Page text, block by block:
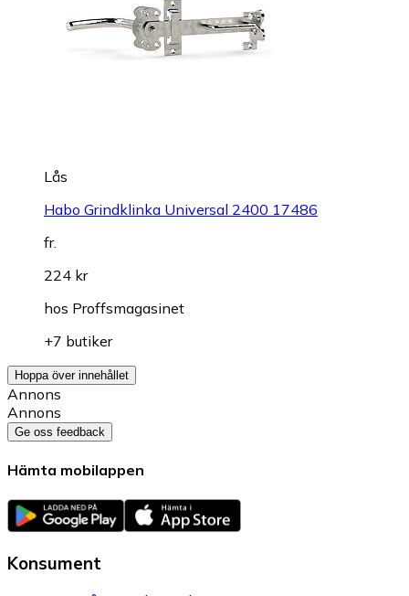
Lås
Habo Grindklinka Universal 2400 17486
fr.
224 kr
hos Proffsmagasinet
+7 butiker
Hoppa över innehållet
Annons
Annons
Ge oss feedback
Hämta mobilappen
Konsument